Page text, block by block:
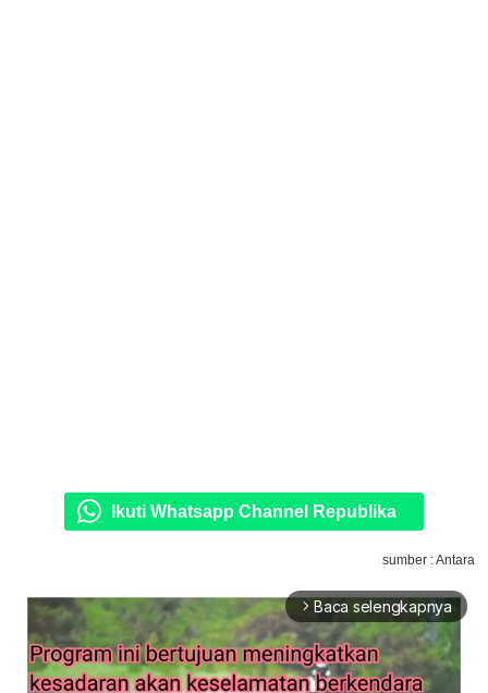
Ikuti Whatsapp Channel Republika
sumber : Antara
arrow_forward_ios Baca selengkapnya